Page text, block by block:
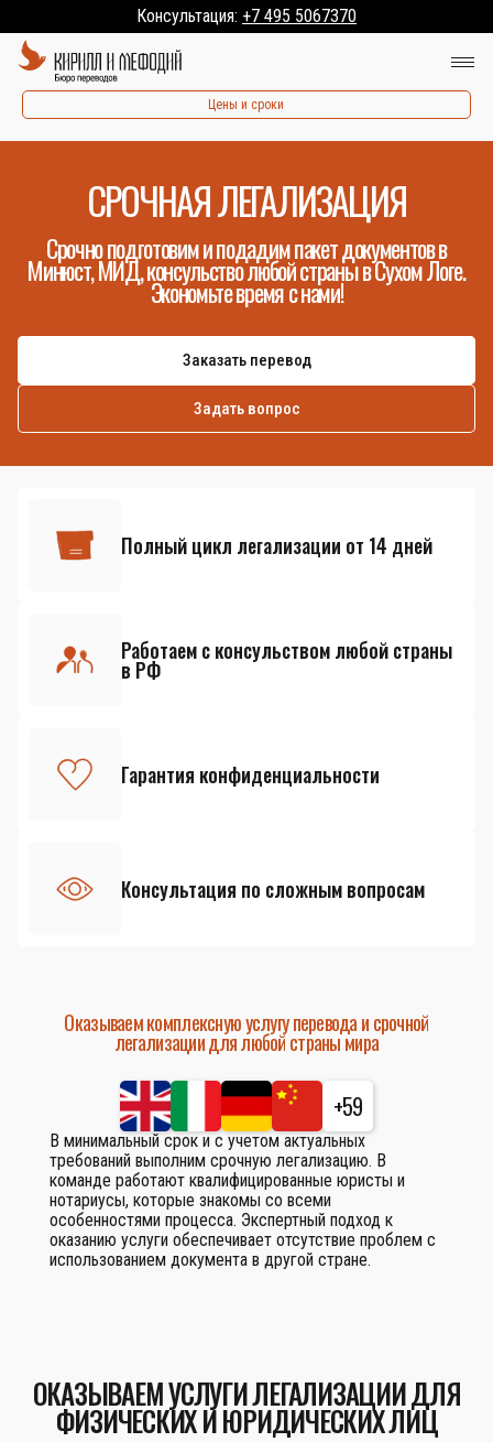
Консультация: +7 495 5067370
Цены и сроки
СРОЧНАЯ ЛЕГАЛИЗАЦИЯ
Срочно подготовим и подадим пакет документов в
Минюст, МИД, консульство любой страны в Сухом Логе.
Экономьте время с нами!
Заказать перевод
Задать вопрос
Полный цикл легализации от 14 дней
Работаем с консульством любой страны
в РФ
Гарантия конфиденциальности
Консультация по сложным вопросам
Оказываем комплексную услугу перевода и срочной
легализации для любой страны мира
+59
В минимальный срок и с учетом актуальных
требований выполним срочную легализацию. В
команде работают квалифицированные юристы и
нотариусы, которые знакомы со всеми
особенностями процесса. Экспертный подход к
оказанию услуги обеспечивает отсутствие проблем с
использованием документа в другой стране.
ОКАЗЫВАЕМ УСЛУГИ ЛЕГАЛИЗАЦИИ ДЛЯ
ФИЗИЧЕСКИХ И ЮРИДИЧЕСКИХ ЛИЦ